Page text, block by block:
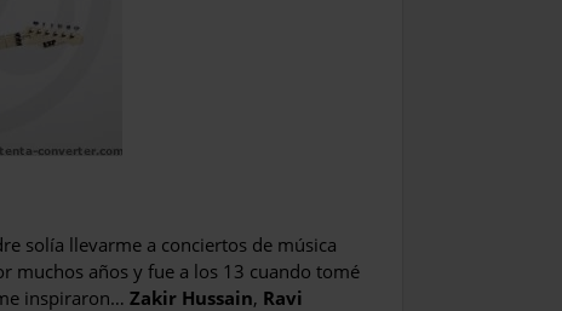
solía llevarme a conciertos de música
muchos años y fue a los 13 cuando tomé
inspiraron… Zakir Hussain, Ravi